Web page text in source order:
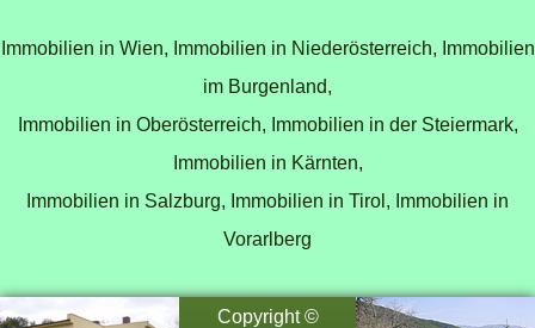
Immobilien in Wien, Immobilien in Niederösterreich, Immobilien
im Burgenland,
Immobilien in Oberösterreich, Immobilien in der Steiermark,
Immobilien in Kärnten,
Immobilien in Salzburg, Immobilien in Tirol, Immobilien in
Vorarlberg
Copyright ©